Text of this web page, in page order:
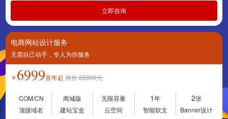
立即咨询
电商网站设计服务
无需自己动手，专人为你服务
￥ 6999首年起 原价26800元
COM/CN
顶级域名
商城版
建站宝盒
无限容量
云空间
1年
智能软文
2张
Banner设计